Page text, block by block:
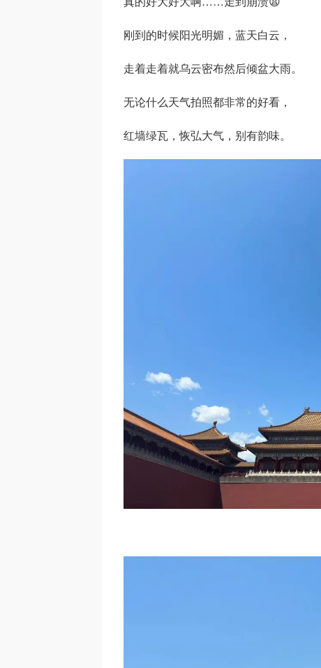
刚到的时候阳光明媚，蓝天白云，
走着走着就乌云密布然后倾盆大雨。
无论什么天气拍照都非常的好看，
红墙绿瓦，恢弘大气，别有韵味。